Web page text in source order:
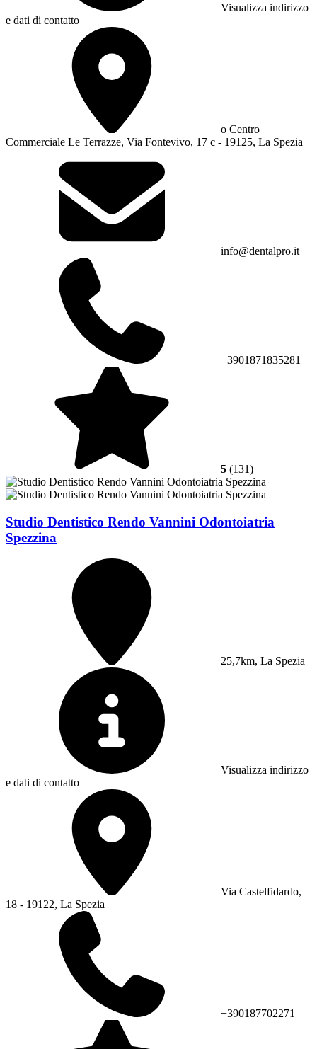
Visualizza indirizzo
e dati di contatto
o Centro
Commerciale Le Terrazze, Via Fontevivo, 17 c - 19125, La Spezia
info@dentalpro.it
+3901871835281
5 (131)
Studio Dentistico Rendo Vannini Odontoiatria
Spezzina
25,7km, La Spezia
Visualizza indirizzo
e dati di contatto
Via Castelfidardo,
18 - 19122, La Spezia
+390187702271